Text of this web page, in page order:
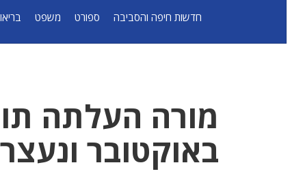
חדשות חיפה והסביבה ספורט משפט
מורה העלתה
באוקטובר